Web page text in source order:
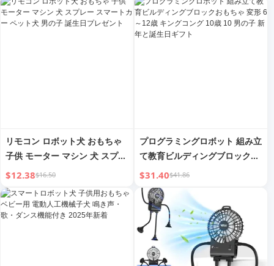
リモコン ロボット犬 おもちゃ
子供 モーター マシン 犬 スプレ
ー スマートカー ペット犬 男の
子 誕生日プレゼント
$12.38$16.50
プログラミングロボット 組み立
て教育ビルディングブロックお
もちゃ 変形 6～12歳 キングコ
ング 10歳 10 男の子 新年と誕
生日ギフト
$31.40$41.86